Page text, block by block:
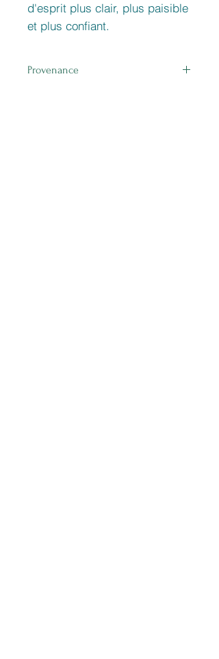
d'esprit plus clair, plus paisible
et plus confiant.
Provenance